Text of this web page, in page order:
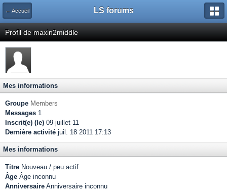
← Accueil LS forums
Profil de maxin2middle
Mes informations
Groupe Members
Messages 1
Inscrit(e) (le) 09-juillet 11
Dernière activité juil. 18 2011 17:13
Mes informations
Titre Nouveau / peu actif
Âge Âge inconnu
Anniversaire Anniversaire inconnu